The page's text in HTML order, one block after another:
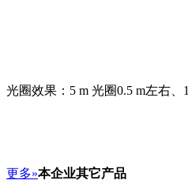
光圈效果：5 m 光圈0.5 m左右
更多»本企业其它产品